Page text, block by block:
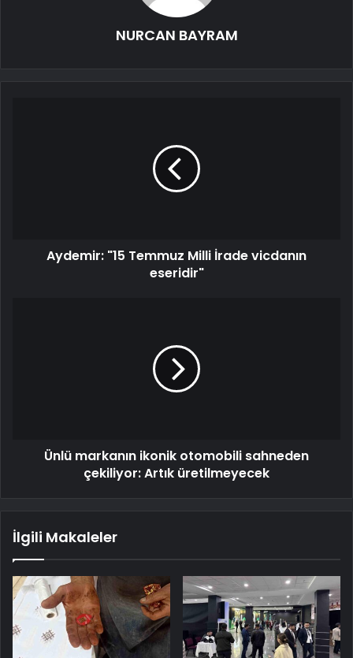
NURCAN BAYRAM
Aydemir: "15 Temmuz Milli İrade vicdanın
eseridir"
Ünlü markanın ikonik otomobili sahneden
çekiliyor: Artık üretilmeyecek
İlgili Makaleler